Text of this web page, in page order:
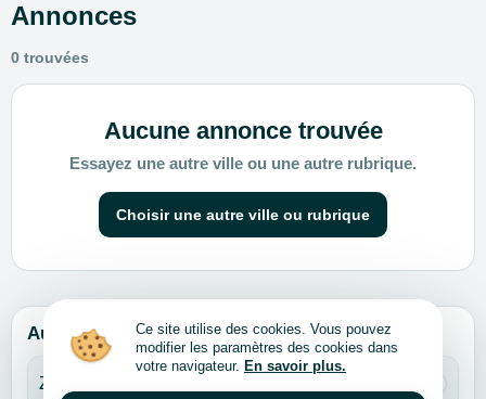
Annonces
0 trouvées
Aucune annonce trouvée
Essayez une autre ville ou une autre rubrique.
Choisir une autre ville ou rubrique
Autres villes pour cette rubrique
Zaventem, Brabant flamand
Ce site utilise des cookies. Vous pouvez
modifier les paramètres des cookies dans
votre navigateur. En savoir plus.